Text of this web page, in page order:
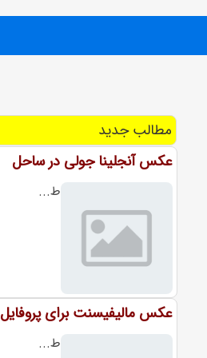
مطالب جدید
عکس آنجلینا جولی در ساحل
ط...
عکس مالیفیسنت برای پروفایل
ط...